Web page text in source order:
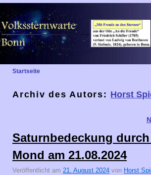
Startseite
Archiv des Autors: Horst
Saturnbedeckung
Mond am 21.08.2024
Veröffentlicht am 21. August 2024 von Horst